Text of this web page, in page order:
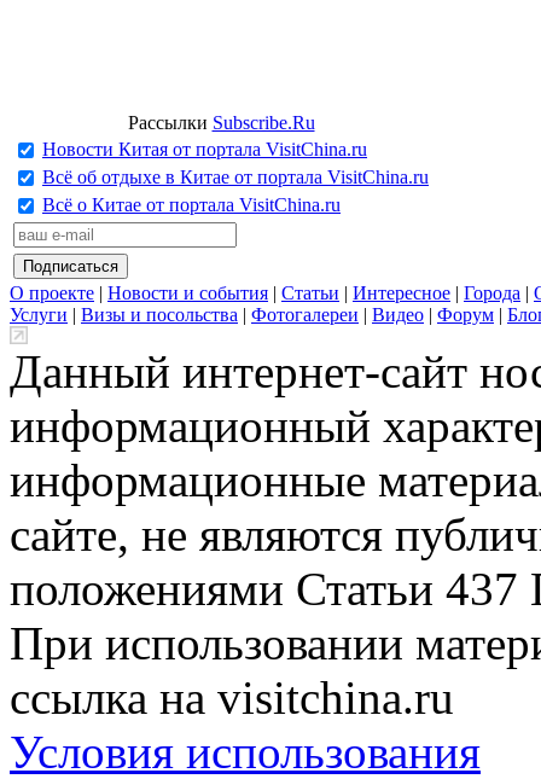
Рассылки Subscribe.Ru
Новости Китая от портала VisitChina.ru
Всё об отдыхе в Китае от портала VisitChina.ru
Всё о Китае от портала VisitChina.ru
О проекте | Новости и события | Статьи | Интересное | Города |
Услуги | Визы и посольства | Фотогалереи | Видео | Форум |
Данный интернет-сайт
информационный
информационные
сайте, не являются
положениями Статьи 437
При использовании
ссылка на visitchina.ru
Условия использования